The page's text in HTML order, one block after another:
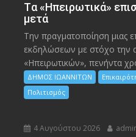
Tα «Ηπειρωτικά»
μετά
Την πραγματοποίηση μιας
εκδηλώσεων με στόχο την
«Ηπειρωτικών», πενήντα
ΔΗΜΟΣ ΙΩΑΝΝΙΤΩΝ
Πολιτισμός
4 Αυγούστου 2026